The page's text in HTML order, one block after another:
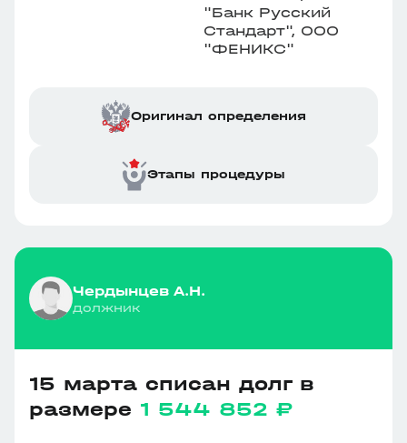
"Банк Русский
Стандарт", ООО
"ФЕНИКС"
Оригинал определения
Этапы процедуры
Чердынцев А.Н.
должник
15 марта списан долг в
размере 1 544 852 ₽